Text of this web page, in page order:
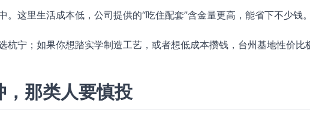
这里生活成本低，公司提供的“吃住配套”含金量更高，能省下不少钱。
宁；如果你想踏实学制造工艺，或者想低成本攒钱，台州基地性价比
那类人要慎投